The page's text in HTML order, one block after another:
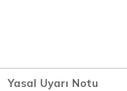
Yasal Uyarı Notu